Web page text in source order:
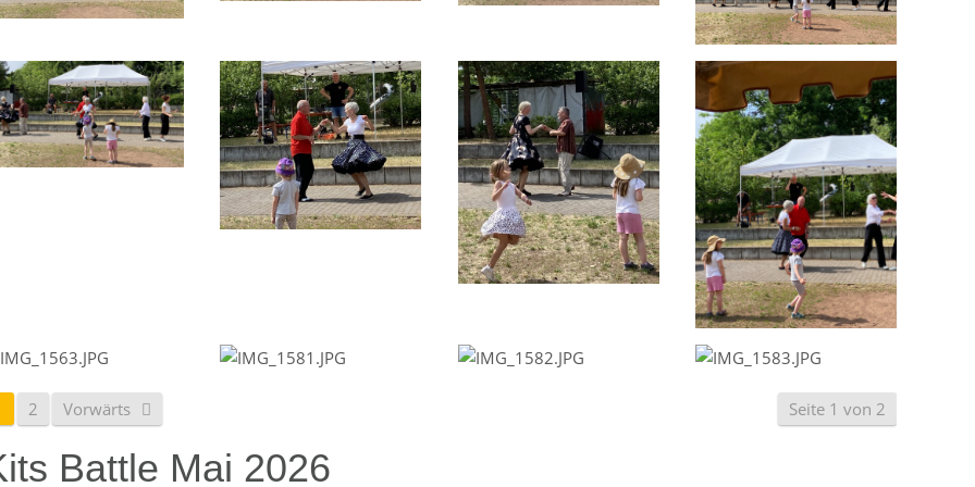
Seite 1 von 2
2 Vorwärts
Battle Mai 2026